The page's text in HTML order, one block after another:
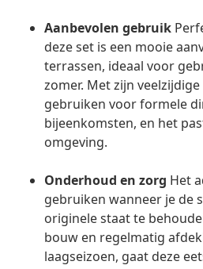
Aanbevolen gebruik
deze set is een mooie
terrassen, ideaal voor
zomer. Met zijn
gebruiken voor formele
bijeenkomsten, en het
omgeving.
Onderhoud en zorg Het
gebruiken wanneer je de
originele staat te
bouw en regelmatig
laagseizoen, gaat deze